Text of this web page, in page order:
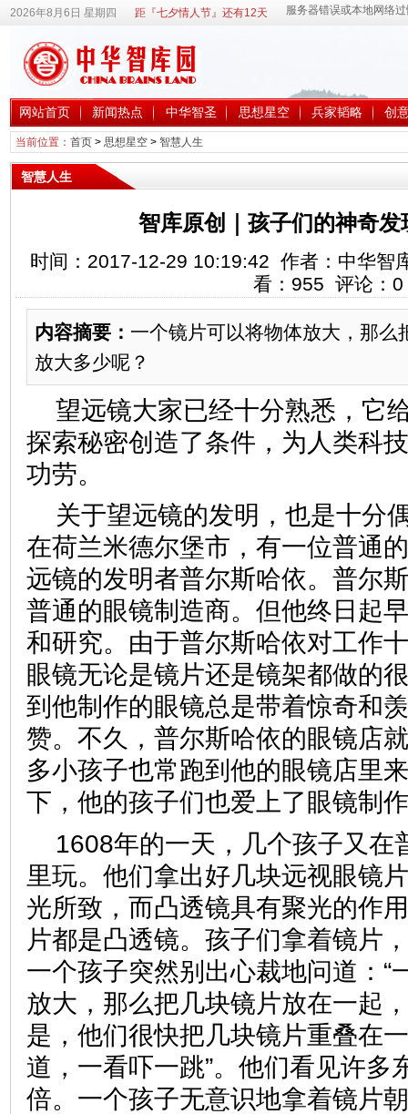
2026年8月6日 星期四 距『七夕情人节』还有12天
网站首页 新闻热点 中华智圣 思想星空 兵家韬略 创
当前位置： 首页> 思想星空> 智慧人生
智慧人生
智库原创｜孩子们的神奇
时间：2017-12-29 10:19:42 作者：中华智
看： 955 评论： 0
内容摘要： 一个镜片可以将物体放大，那么
放大多少呢？
望远镜大家已经十分熟悉，它
探索秘密创造了条件，为人类科
功劳。
关于望远镜的发明，也是十分
在荷兰米德尔堡市，有一位普通
远镜的发明者普尔斯哈依。普尔
普通的眼镜制造商。但他终日起
和研究。由于普尔斯哈依对工作
眼镜无论是镜片还是镜架都做的
到他制作的眼镜总是带着惊奇和
赞。不久，普尔斯哈依的眼镜店
多小孩子也常跑到他的眼镜店里
下，他的孩子们也爱上了眼镜制
1608年的一天，几个孩子又在
里玩。他们拿出好几块远视眼镜
光所致，而凸透镜具有聚光的作
片都是凸透镜。孩子们拿着镜片
一个孩子突然别出心裁地问道：“
放大，那么把几块镜片放在一起
是，他们很快把几块镜片重叠在
道，一看吓一跳”。他们看见许多
倍。一个孩子无意识地拿着镜片